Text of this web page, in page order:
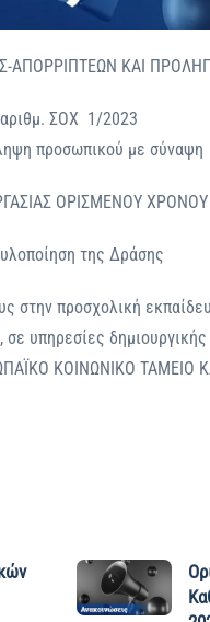
ΑΠΟΡΡΙΠΤΕΩΝ ΚΑΙ
ΣΟΧ 1/2023
προσωπικού με σύναψη
ΟΡΙΣΜΕΝΟΥ ΧΡΟΝΟΥ
της Δράσης
στην προσχολική
σε υπηρεσίες
ΚΟΙΝΩΝΙΚΟ ΤΑΜΕΙΟ